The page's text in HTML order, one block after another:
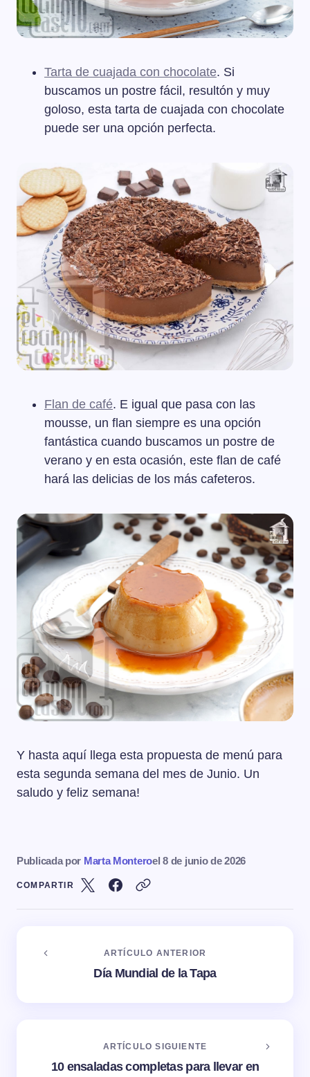
Tarta de cuajada con chocolate. Si
buscamos un postre fácil, resultón y muy
goloso, esta tarta de cuajada con chocolate
puede ser una opción perfecta.
Flan de café. E igual que pasa con las
mousse, un flan siempre es una opción
fantástica cuando buscamos un postre de
verano y en esta ocasión, este flan de café
hará las delicias de los más cafeteros.
Y hasta aquí llega esta propuesta de menú para
esta segunda semana del mes de Junio. Un
saludo y feliz semana!
Publicada por Marta Monteroel 8 de junio de 2026
COMPARTIR
ARTÍCULO ANTERIOR
Día Mundial de la Tapa
ARTÍCULO SIGUIENTE
10 ensaladas completas para llevar en